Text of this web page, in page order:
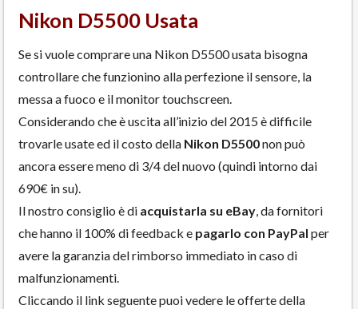
Nikon D5500 Usata
Se si vuole comprare una Nikon D5500 usata bisogna
controllare che funzionino alla perfezione il sensore, la
messa a fuoco e il monitor touchscreen.
Considerando che è uscita all’inizio del 2015 è difficile
trovarle usate ed il costo della Nikon D5500non può
ancora essere meno di 3/4 del nuovo (quindi intorno dai
690€ in su).
Il nostro consiglio è di acquistarla su eBay, da fornitori
che hanno il 100% di feedback e pagarlo con PayPal per
avere la garanzia del rimborso immediato in caso di
malfunzionamenti.
Cliccando il link seguente puoi vedere le offerte della